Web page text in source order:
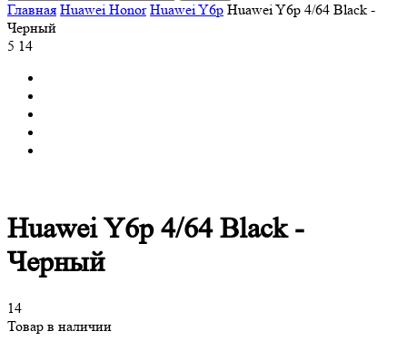
Главная Huawei Honor Huawei Y6p Huawei Y6p 4/64 Black -
Черный
5 14
Huawei Y6p 4/64 Black -
Черный
14
Товар в наличии